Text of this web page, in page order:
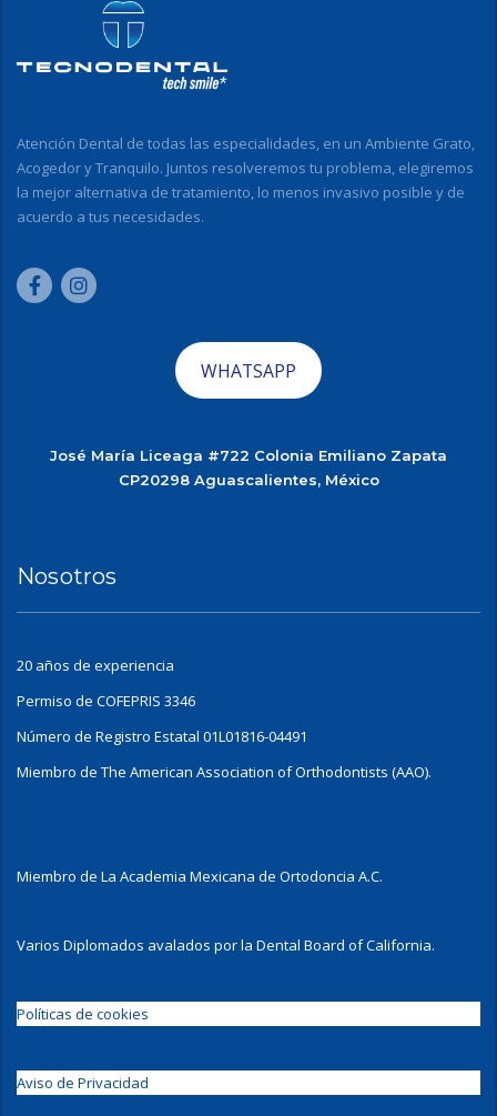
Atención Dental de todas las especialidades, en un Ambiente Grato,
Acogedor y Tranquilo. Juntos resolveremos tu problema, elegiremos
la mejor alternativa de tratamiento, lo menos invasivo posible y de
acuerdo a tus necesidades.
WHATSAPP
José María Liceaga #722 Colonia Emiliano Zapata
CP20298 Aguascalientes, México
Nosotros
20 años de experiencia
Permiso de COFEPRIS 3346
Número de Registro Estatal 01L01816-04491
Miembro de The American Association of Orthodontists (AAO).
Miembro de La Academia Mexicana de Ortodoncia A.C.
Varios Diplomados avalados por la Dental Board of California.
Políticas de cookies
Aviso de Privacidad